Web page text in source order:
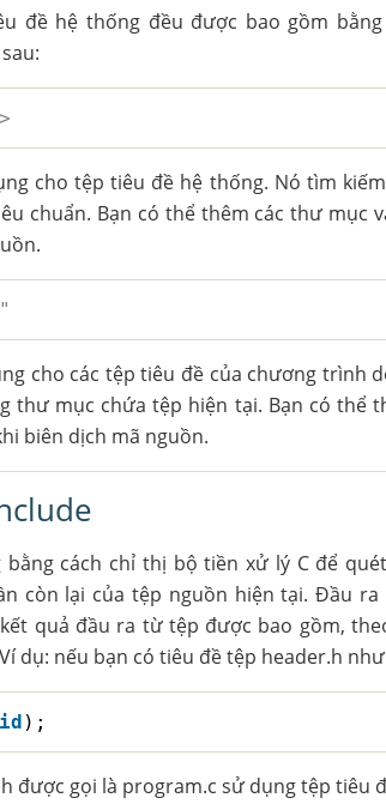
đề hệ thống đều được bao gồm
cho tệp tiêu đề hệ thống. Nó tìm
chuẩn. Bạn có thể thêm các thư mục
cho các tệp tiêu đề của chương trình
thư mục chứa tệp hiện tại. Bạn có thể
biên dịch mã nguồn.
bằng cách chỉ thị bộ tiền xử lý C để
còn lại của tệp nguồn hiện tại. Đầu
quả đầu ra từ tệp được bao gồm,
dụ: nếu bạn có tiêu đề tệp header.h
);
được gọi là program.c sử dụng tệp tiêu